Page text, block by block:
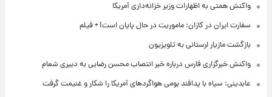
واکنش همتی به اظهارات وزیر خزانه‌داری آمریکا
سفارت ایران در کازان: ماموریت در حال پایان است! + فیلم
بازگشت مازیار لرستانی به تلویزیون
واکنش خبرگزاری فارس درباره خبر انتصاب محسن رضایی به دبیری شعام
عابدینی: سپاه با پدافند بومی هواگردهای آمریکا را شکار و غنیمت گرفت